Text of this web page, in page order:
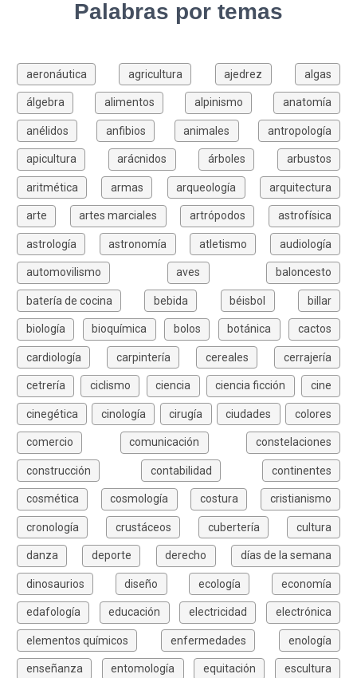
Palabras por temas
aeronáutica agricultura ajedrez algas
álgebra alimentos alpinismo anatomía
anélidos anfibios animales antropología
apicultura arácnidos árboles arbustos
aritmética armas arqueología arquitectura
arte artes marciales artrópodos astrofísica
astrología astronomía atletismo audiología
automovilismo aves baloncesto
batería de cocina bebida béisbol billar
biología bioquímica bolos botánica cactos
cardiología carpintería cereales cerrajería
cetrería ciclismo ciencia ciencia ficción cine
cinegética cinología cirugía ciudades colores
comercio comunicación constelaciones
construcción contabilidad continentes
cosmética cosmología costura cristianismo
cronología crustáceos cubertería cultura
danza deporte derecho días de la semana
dinosaurios diseño ecología economía
edafología educación electricidad electrónica
elementos químicos enfermedades enología
enseñanza entomología equitación escultura